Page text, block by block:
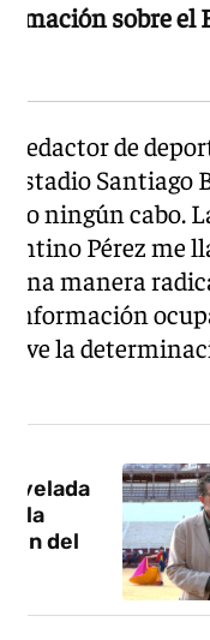
sobre el
redactor de
estadio
ningún cabo.
Pérez me
una manera
información
la
la
del